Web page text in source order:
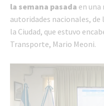
la semana pasada en una
autoridades nacionales, de
la Ciudad, que estuvo
Transporte, Mario Meoni.